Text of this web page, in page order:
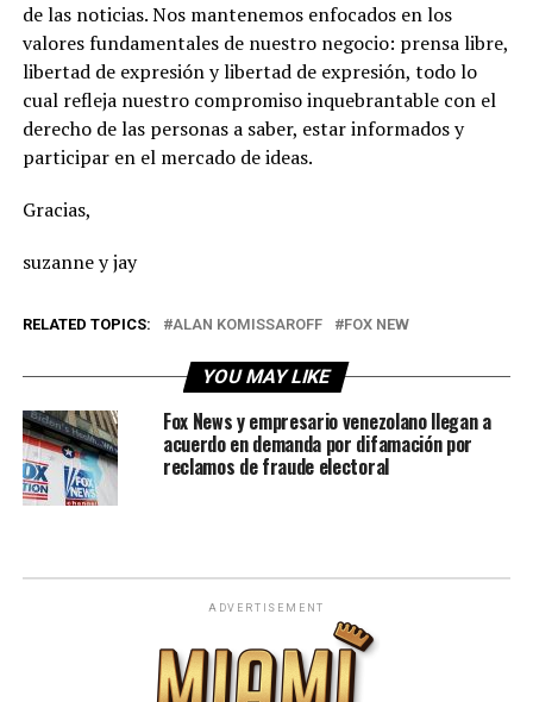
de las noticias. Nos mantenemos enfocados en los
valores fundamentales de nuestro negocio: prensa libre,
libertad de expresión y libertad de expresión, todo lo
cual refleja nuestro compromiso inquebrantable con el
derecho de las personas a saber, estar informados y
participar en el mercado de ideas.
Gracias,
suzanne y jay
RELATED TOPICS: ALAN KOMISSAROFF FOX NEW
YOU MAY LIKE
Fox News y empresario venezolano llegan a
acuerdo en demanda por difamación por
reclamos de fraude electoral
ADVERTISEMENT